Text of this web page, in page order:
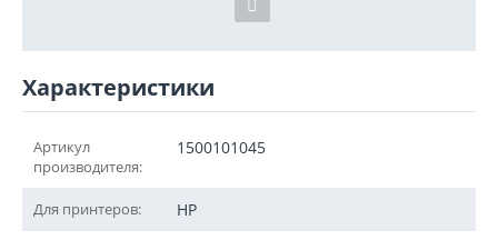
Характеристики
Артикул
производителя:
1500101045
Для принтеров: HP